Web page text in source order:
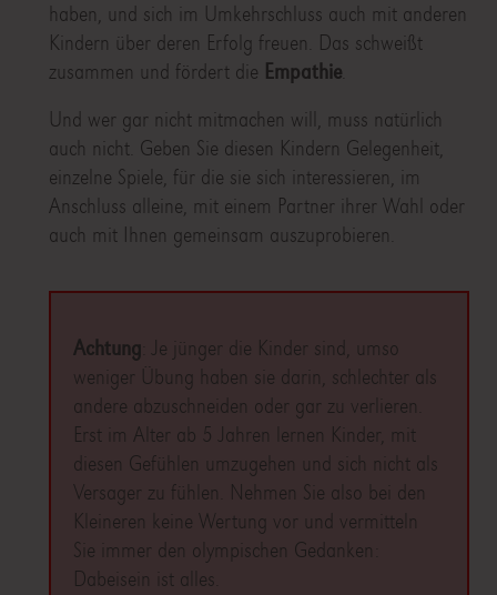
haben, und sich im Umkehrschluss auch mit anderen
Kindern über deren Erfolg freuen. Das schweißt
zusammen und fördert die Empathie.
Und wer gar nicht mitmachen will, muss natürlich
auch nicht. Geben Sie diesen Kindern Gelegenheit,
einzelne Spiele, für die sie sich interessieren, im
Anschluss alleine, mit einem Partner ihrer Wahl oder
auch mit Ihnen gemeinsam auszuprobieren.
Achtung : Je jünger die Kinder sind, umso
weniger Übung haben sie darin, schlechter als
andere abzuschneiden oder gar zu verlieren.
Erst im Alter ab 5 Jahren lernen Kinder, mit
diesen Gefühlen umzugehen und sich nicht als
Versager zu fühlen. Nehmen Sie also bei den
Kleineren keine Wertung vor und vermitteln
Sie immer den olympischen Gedanken:
Dabeisein ist alles.